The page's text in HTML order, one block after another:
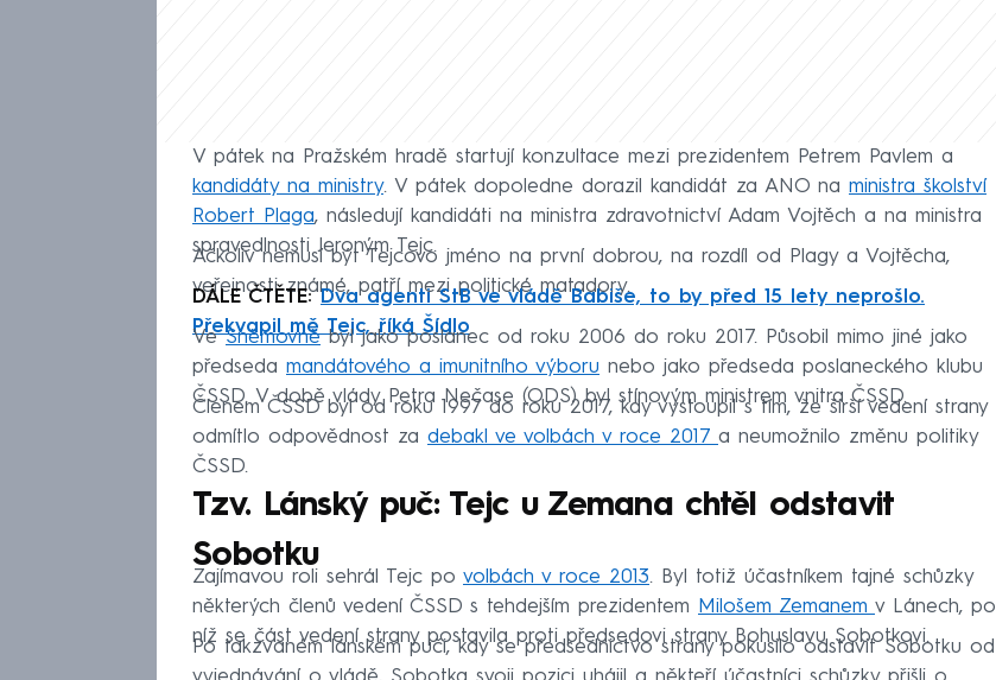
V pátek na Pražském hradě startují konzultace mezi prezidentem Petrem Pavlem a
kandidáty na ministry. V pátek dopoledne dorazil kandidát za ANO na ministra školství
Robert Plaga, následují kandidáti na ministra zdravotnictví Adam Vojtěch a na ministra
spravedlnosti Jeroným Tejc.
Ačkoliv nemusí být Tejcovo jméno na první dobrou, na rozdíl od Plagy a Vojtěcha,
veřejnosti známé, patří mezi politické matadory.
DÁLE ČTĚTE:Dva agenti StB ve vládě Babiše, to by před 15 lety neprošlo.
Překvapil mě Tejc, říká Šídlo
VeSněmovněbyl jako poslanec od roku 2006 do roku 2017. Působil mimo jiné jako
předseda mandátového a imunitního výboru nebo jako předseda poslaneckého klubu
ČSSD. V době vlády Petra Nečase (ODS) byl stínovým ministrem vnitra ČSSD.
Členem ČSSD byl od roku 1997 do roku 2017, kdy vystoupil s tím, že širší vedení strany
odmítlo odpovědnost za debakl ve volbách v roce 2017 a neumožnilo změnu politiky
ČSSD.
Tzv. Lánský puč: Tejc u Zemana chtěl odstavit
Sobotku
Zajímavou roli sehrál Tejc po volbách v roce 2013. Byl totiž účastníkem tajné schůzky
některých členů vedení ČSSD s tehdejším prezidentem Milošem Zemanem v Lánech, po
níž se část vedení strany postavila proti předsedovi strany Bohuslavu Sobotkovi.
Po takzvaném lánském puči, kdy se předsednictvo strany pokusilo odstavit Sobotku od